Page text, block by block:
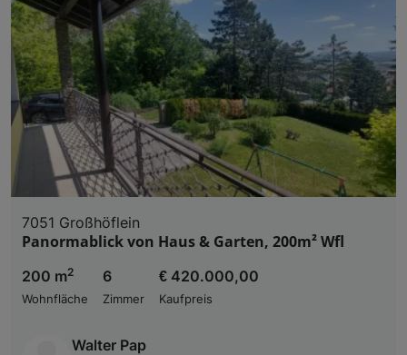
7051 Großhöflein
Panormablick von Haus & Garten, 200m² Wfl
200 m2
Wohnfläche
6
Zimmer
€ 420.000,00
Kaufpreis
Walter Pap